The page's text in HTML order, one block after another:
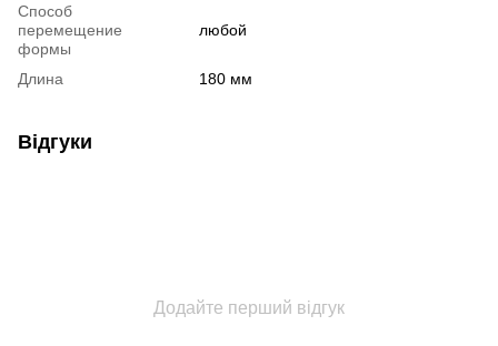
Способ
перемещение
формы
любой
Длина 180 мм
Відгуки
Додайте перший відгук